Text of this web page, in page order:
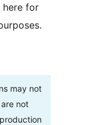
here for
may not
not